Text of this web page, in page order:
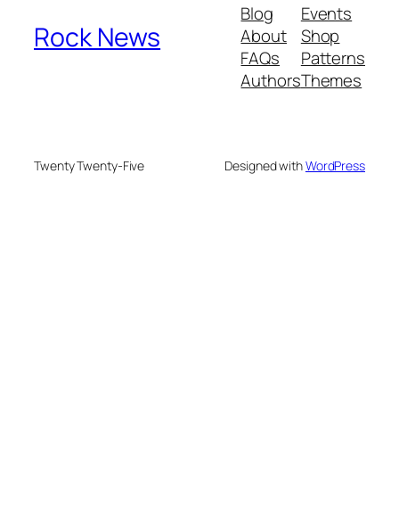
Rock News
Blog
About
FAQs
Authors
Events
Shop
Patterns
Themes
Twenty Twenty-Five Designed withWordPress